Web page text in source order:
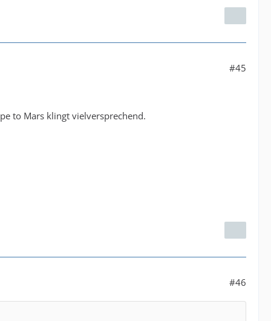
#45
to Mars klingt vielversprechend.
#46